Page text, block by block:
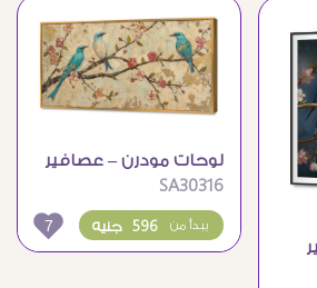
لوحات مودرن – عصافير
SA30316
596 جنيه يبدأ من 7